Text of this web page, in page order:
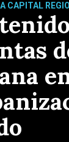
CAPITAL